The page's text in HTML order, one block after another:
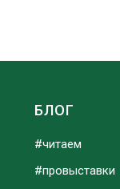
БЛОГ
#читаем
#провыставки